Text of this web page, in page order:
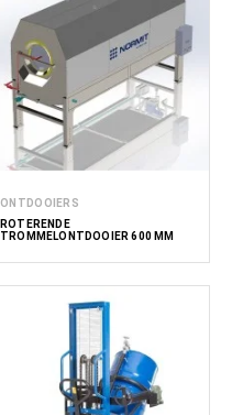
ONTDOOIERS
ROTERENDE
TROMMELONTDOOIER 600 MM